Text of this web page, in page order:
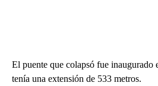
El puente que colapsó fue inaugurado
tenía una extensión de 533 metros.